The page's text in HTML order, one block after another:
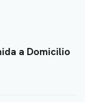
a Domicilio